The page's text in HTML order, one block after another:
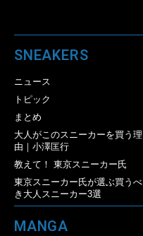
SNEAKERS
ニュース
トピック
まとめ
大人がこのスニーカーを買う理
由｜小澤匡行
教えて！ 東京スニーカー氏
東京スニーカー氏が選ぶ買うべ
き大人スニーカー3選
MANGA